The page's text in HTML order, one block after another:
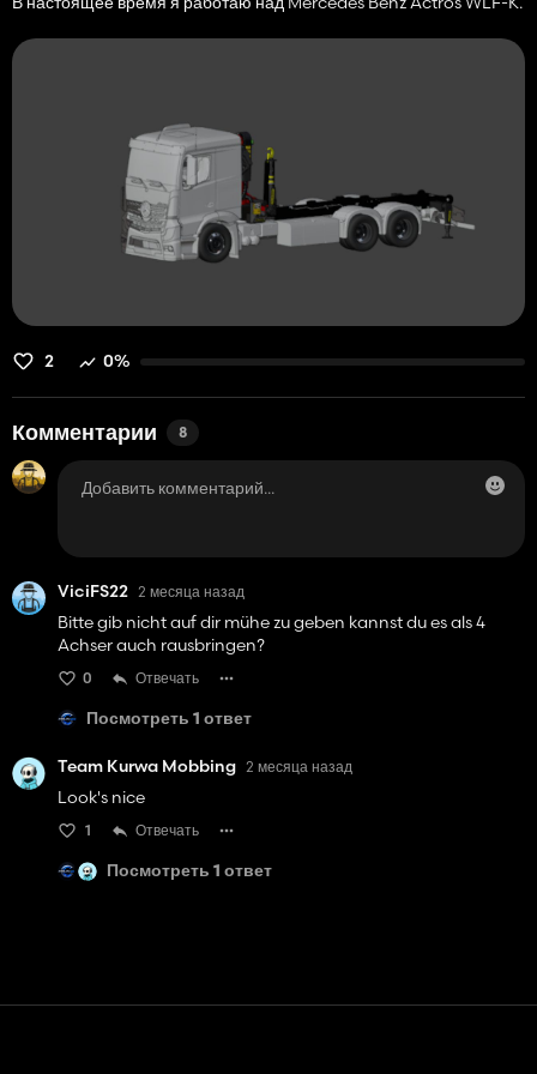
2 0%
Комментарии 8
ViciFS22 2 месяца назад
Bitte gib nicht auf dir mühe zu geben kannst du es als 4
Achser auch rausbringen?
0 Отвечать
Посмотреть 1 ответ
Team Kurwa Mobbing 2 месяца назад
Look's nice
1 Отвечать
Посмотреть 1 ответ